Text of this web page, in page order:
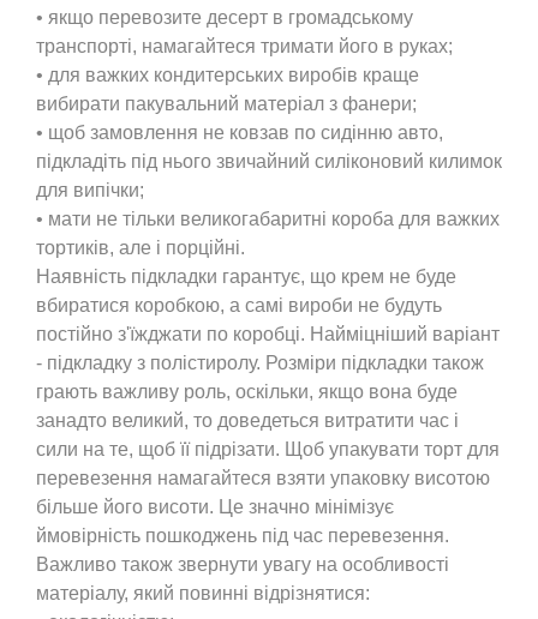
• якщо перевозите десерт в громадському
транспорті, намагайтеся тримати його в руках;
• для важких кондитерських виробів краще
вибирати пакувальний матеріал з фанери;
• щоб замовлення не ковзав по сидінню авто,
підкладіть під нього звичайний силіконовий килимок
для випічки;
• мати не тільки великогабаритні короба для важких
тортиків, але і порційні.
Наявність підкладки гарантує, що крем не буде
вбиратися коробкою, а самі вироби не будуть
постійно з'їжджати по коробці. Найміцніший варіант
- підкладку з полістиролу. Розміри підкладки також
грають важливу роль, оскільки, якщо вона буде
занадто великий, то доведеться витратити час і
сили на те, щоб її підрізати. Щоб упакувати торт для
перевезення намагайтеся взяти упаковку висотою
більше його висоти. Це значно мінімізує
ймовірність пошкоджень під час перевезення.
Важливо також звернути увагу на особливості
матеріалу, який повинні відрізнятися: